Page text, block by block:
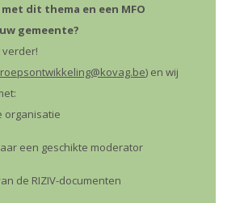
dit thema en een MFO
gemeente?
verder!
) en wij
organisatie
een geschikte moderator
de RIZIV-documenten